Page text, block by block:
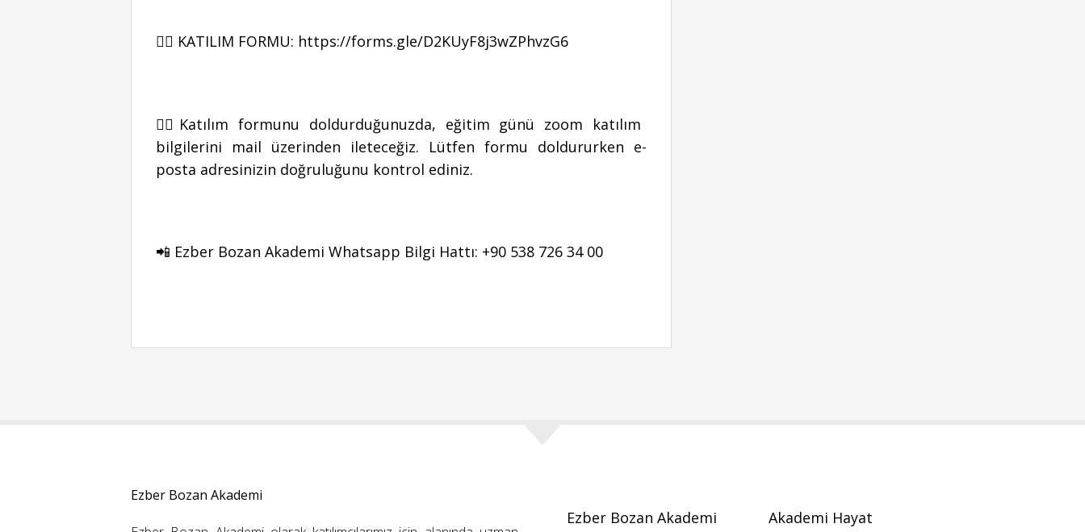
👉🏻 KATILIM FORMU: https://forms.gle/D2KUyF8j3wZPhvzG6
👉🏻Katılım formunu doldurduğunuzda, eğitim günü zoom katılım
bilgilerini mail üzerinden ileteceğiz. Lütfen formu doldururken e-
posta adresinizin doğruluğunu kontrol ediniz.
📲 Ezber Bozan Akademi Whatsapp Bilgi Hattı: +90 538 726 34 00
Ezber Bozan Akademi
Ezber Bozan Akademi Akademi Hayat